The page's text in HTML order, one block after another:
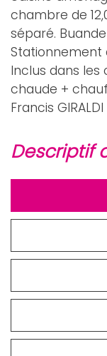
chambre de
séparé.
Stationnement
Inclus dans les
chaude +
Francis
descriptif